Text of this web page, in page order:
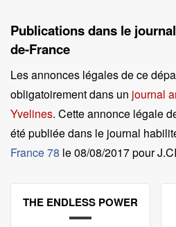
Publications dans le
de-France
Les annonces légales de ce
obligatoirement dans un journal
Yvelines. Cette annonce légale
été publiée dans le journal
France 78 le08/08/2017 pour
THE ENDLESS POWER